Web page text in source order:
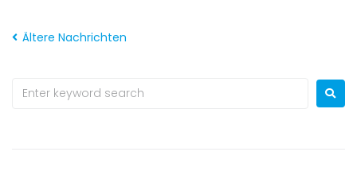
Ältere Nachrichten